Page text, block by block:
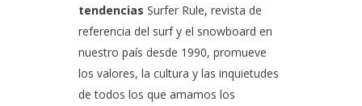
tendencias Surfer Rule, revista de
referencia del surf y el snowboard en
nuestro país desde 1990, promueve
los valores, la cultura y las inquietudes
de todos los que amamos los